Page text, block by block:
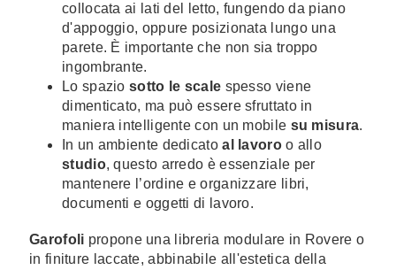
collocata ai lati del letto, fungendo da piano
d'appoggio, oppure posizionata lungo una
parete. È importante che non sia troppo
ingombrante.
Lo spazio sotto le scale spesso viene
dimenticato, ma può essere sfruttato in
maniera intelligente con un mobile su misura.
In un ambiente dedicatoal lavoroo allo
studio, questo arredo è essenziale per
mantenere l’ordine e organizzare libri,
documenti e oggetti di lavoro.
Garofoli propone una libreria modulare in Rovere o
in finiture laccate, abbinabile all'estetica della